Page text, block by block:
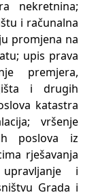
nekretnina;
i računalna
promjena na
upis prava
premjera,
i drugih
katastra
vršenje
poslova iz
rješavanja
upravljanje i
Grada i